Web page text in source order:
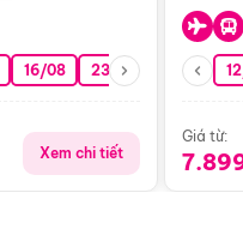
16/08 23/08 30/08
Xem chi tiết
Giá từ: